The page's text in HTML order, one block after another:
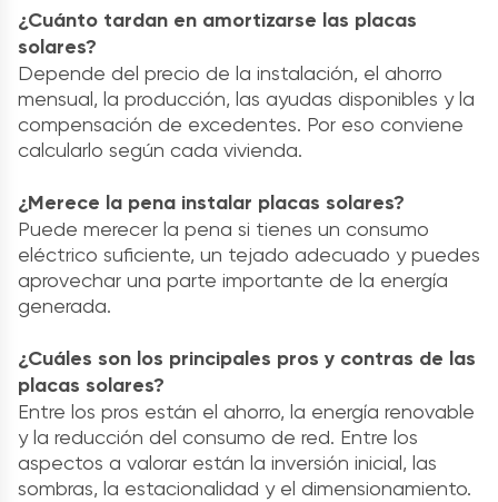
¿Cuánto tardan en amortizarse las placas
solares?
Depende del precio de la instalación, el ahorro
mensual, la producción, las ayudas disponibles y la
compensación de excedentes. Por eso conviene
calcularlo según cada vivienda.
¿Merece la pena instalar placas solares?
Puede merecer la pena si tienes un consumo
eléctrico suficiente, un tejado adecuado y puedes
aprovechar una parte importante de la energía
generada.
¿Cuáles son los principales pros y contras de las
placas solares?
Entre los pros están el ahorro, la energía renovable
y la reducción del consumo de red. Entre los
aspectos a valorar están la inversión inicial, las
sombras, la estacionalidad y el dimensionamiento.